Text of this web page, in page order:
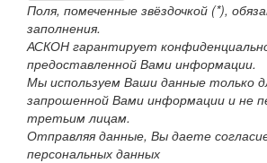
Поля, помеченные звёздочкой (*),
заполнения.
АСКОН гарантирует
предоставленной Вами информации.
Мы используем Ваши данные только
запрошенной Вами информации и не
третьим лицам.
Отправляя данные, Вы даете
персональных данных